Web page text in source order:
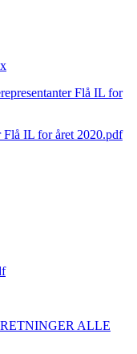
Flå IL for
Flå IL for året 2020.pdf
ALLE